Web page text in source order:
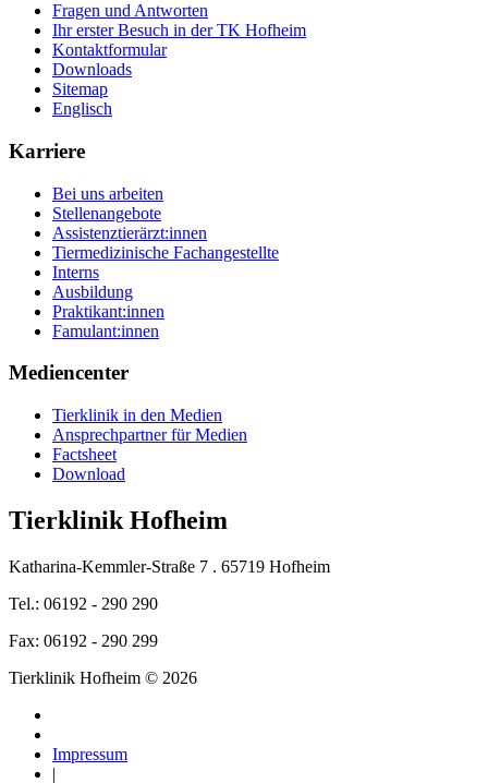
Fragen und Antworten
Ihr erster Besuch in der TK Hofheim
Kontaktformular
Downloads
Sitemap
Englisch
Karriere
Bei uns arbeiten
Stellenangebote
Assistenztierärzt:innen
Tiermedizinische Fachangestellte
Interns
Ausbildung
Praktikant:innen
Famulant:innen
Mediencenter
Tierklinik in den Medien
Ansprechpartner für Medien
Factsheet
Download
Tierklinik Hofheim
Katharina-Kemmler-Straße 7 . 65719 Hofheim
Tel.: 06192 - 290 290
Fax: 06192 - 290 299
Tierklinik Hofheim © 2026
Impressum
|